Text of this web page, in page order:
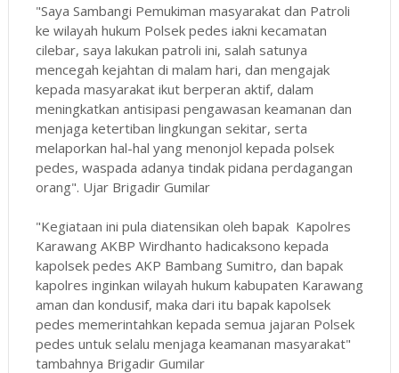
"Saya Sambangi Pemukiman masyarakat dan Patroli
ke wilayah hukum Polsek pedes iakni kecamatan
cilebar, saya lakukan patroli ini, salah satunya
mencegah kejahtan di malam hari, dan mengajak
kepada masyarakat ikut berperan aktif, dalam
meningkatkan antisipasi pengawasan keamanan dan
menjaga ketertiban lingkungan sekitar, serta
melaporkan hal-hal yang menonjol kepada polsek
pedes, waspada adanya tindak pidana perdagangan
orang". Ujar Brigadir Gumilar
"Kegiataan ini pula diatensikan oleh bapak Kapolres
Karawang AKBP Wirdhanto hadicaksono kepada
kapolsek pedes AKP Bambang Sumitro, dan bapak
kapolres inginkan wilayah hukum kabupaten Karawang
aman dan kondusif, maka dari itu bapak kapolsek
pedes memerintahkan kepada semua jajaran Polsek
pedes untuk selalu menjaga keamanan masyarakat"
tambahnya Brigadir Gumilar